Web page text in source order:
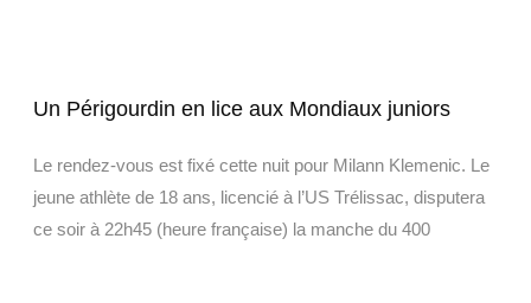
Un Périgourdin en lice aux Mondiaux juniors
Le rendez-vous est fixé cette nuit pour Milann Klemenic. Le
jeune athlète de 18 ans, licencié à l’US Trélissac, disputera
ce soir à 22h45 (heure française) la manche du 400